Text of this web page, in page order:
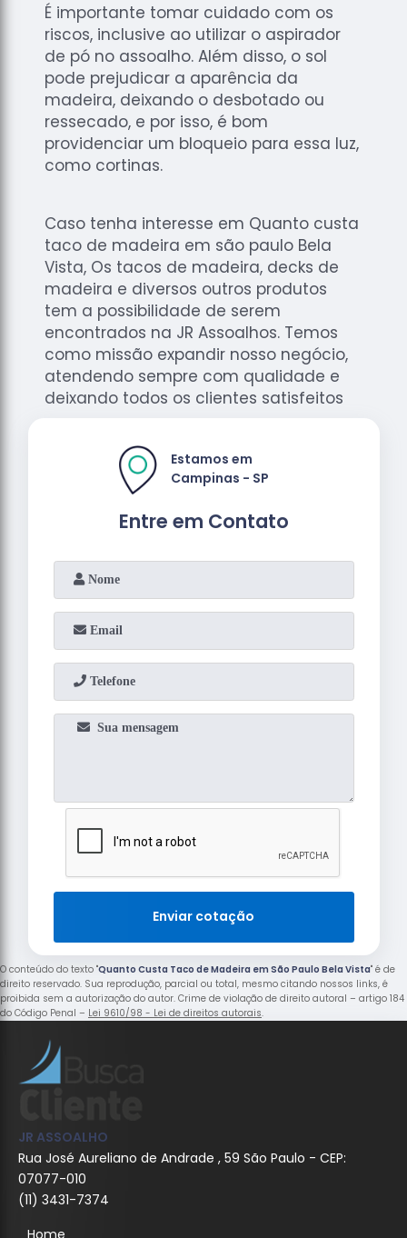
É importante tomar cuidado com os
riscos, inclusive ao utilizar o aspirador
de pó no assoalho. Além disso, o sol
pode prejudicar a aparência da
madeira, deixando o desbotado ou
ressecado, e por isso, é bom
providenciar um bloqueio para essa luz,
como cortinas.
Caso tenha interesse em Quanto custa
taco de madeira em são paulo Bela
Vista, Os tacos de madeira, decks de
madeira e diversos outros produtos
tem a possibilidade de serem
encontrados na JR Assoalhos. Temos
como missão expandir nosso negócio,
atendendo sempre com qualidade e
deixando todos os clientes satisfeitos
Entre em Contato
Estamos em
Campinas - SP
Enviar cotação
O conteúdo do texto "Quanto Custa Taco de Madeira em São Paulo Bela Vista" é de
direito reservado. Sua reprodução, parcial ou total, mesmo citando nossos links, é
proibida sem a autorização do autor. Crime de violação de direito autoral – artigo 184
do Código Penal – Lei 9610/98 - Lei de direitos autorais.
JR ASSOALHO
Rua José Aureliano de Andrade , 59 São Paulo - CEP:
07077-010
(11) 3431-7374